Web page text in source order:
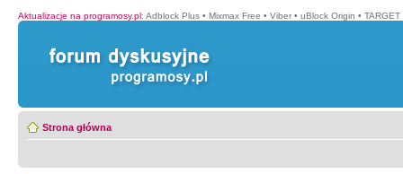
Aktualizacje na programosy.pl: Adblock Plus • Mixmax Free • Viber • uBlock Origin •
Strona główna